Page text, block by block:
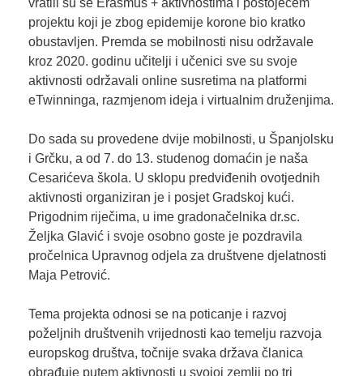
projektu koji je zbog epidemije korone bio kratko
obustavljen. Premda se mobilnosti nisu održavale
kroz 2020. godinu učitelji i učenici sve su svoje
aktivnosti održavali online susretima na platformi
eTwinninga, razmjenom ideja i virtualnim druženjima.
Do sada su provedene dvije mobilnosti, u Španjolsku
i Grčku, a od 7. do 13. studenog domaćin je naša
Cesarićeva škola. U sklopu predviđenih ovotjednih
aktivnosti organiziran je i posjet Gradskoj kući.
Prigodnim riječima, u ime gradonačelnika dr.sc.
Željka Glavić i svoje osobno goste je pozdravila
pročelnica Upravnog odjela za društvene djelatnosti
Maja Petrović.
Tema projekta odnosi se na poticanje i razvoj
poželjnih društvenih vrijednosti kao temelju razvoja
europskog društva, točnije svaka država članica
obrađuje putem aktivnosti u svojoj zemlji po tri